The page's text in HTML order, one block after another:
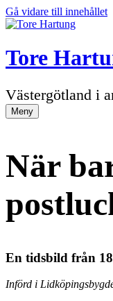
Gå vidare till innehållet
Tore
Västergötland i
Meny
När
En tidsbild från
Införd i